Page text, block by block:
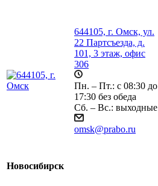
644105, г. Омск, ул.
22 Партсъезда, д.
101, 3 этаж, офис
306
Пн. – Пт.: с 08:30 до
17:30 без обеда
Сб. – Вс.: выходные
omsk@prabo.ru
Новосибирск